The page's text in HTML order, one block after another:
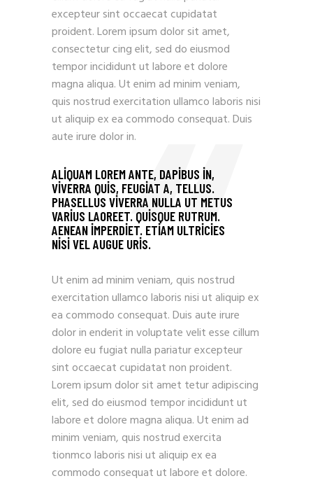
excepteur sint occaecat cupidatat
proident. Lorem ipsum dolor sit amet,
consectetur cing elit, sed do eiusmod
tempor incididunt ut labore et dolore
magna aliqua. Ut enim ad minim veniam,
quis nostrud exercitation ullamco laboris nisi
ut aliquip ex ea commodo consequat. Duis
aute irure dolor in.
ALIQUAM LOREM ANTE, DAPIBUS IN,
VIVERRA QUIS, FEUGIAT A, TELLUS.
PHASELLUS VIVERRA NULLA UT METUS
VARIUS LAOREET. QUISQUE RUTRUM.
AENEAN IMPERDIET. ETIAM ULTRICIES
NISI VEL AUGUE URIS.
Ut enim ad minim veniam, quis nostrud
exercitation ullamco laboris nisi ut aliquip ex
ea commodo consequat. Duis aute irure
dolor in enderit in voluptate velit esse cillum
dolore eu fugiat nulla pariatur excepteur
sint occaecat cupidatat non proident.
Lorem ipsum dolor sit amet tetur adipiscing
elit, sed do eiusmod tempor incididunt ut
labore et dolore magna aliqua. Ut enim ad
minim veniam, quis nostrud exercita
tionmco laboris nisi ut aliquip ex ea
commodo consequat ut labore et dolore.